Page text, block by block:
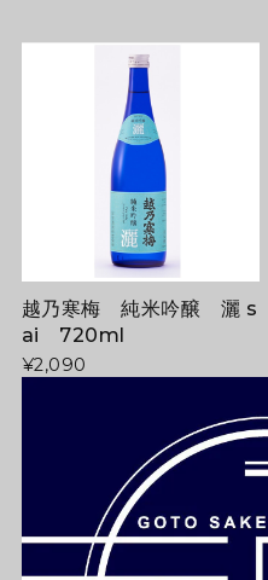
越乃寒梅 純米吟醸 灑 s
ai 720ml
¥2,090